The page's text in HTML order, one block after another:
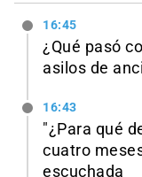
16:45
¿Qué pasó
asilos de
16:43
"¿Para qué
cuatro
escuchada